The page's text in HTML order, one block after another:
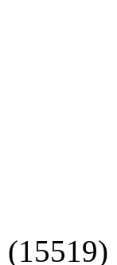
(15519)